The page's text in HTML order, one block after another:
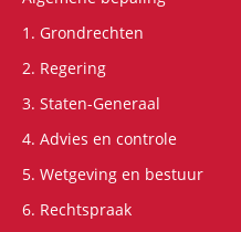
1. Grondrechten
2. Regering
3. Staten-Generaal
4. Advies en controle
5. Wetgeving en bestuur
6. Rechtspraak